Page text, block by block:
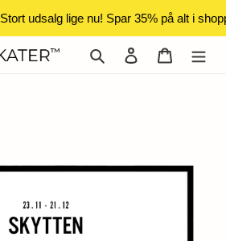
Stort udsalg lige nu! Spar 35% på alt i
Log ind